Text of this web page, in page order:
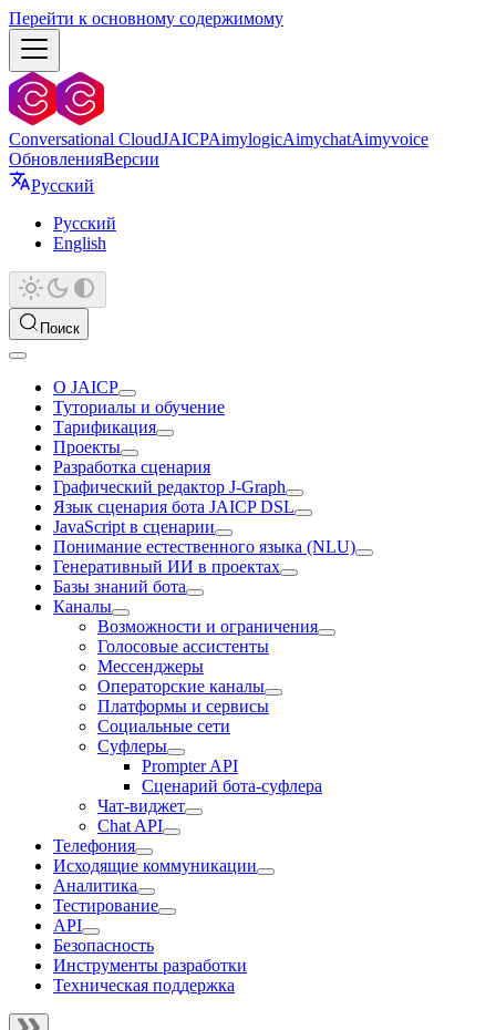
Перейти к основному содержимому
Conversational CloudJAICPAimylogicAimychatAimyvoice
ОбновленияВерсии
Русский
Русский
English
Поиск
О JAICP
Туториалы и обучение
Тарификация
Проекты
Разработка сценария
Графический редактор J‑Graph
Язык сценария бота JAICP DSL
JavaScript в сценарии
Понимание естественного языка (NLU)
Генеративный ИИ в проектах
Базы знаний бота
Каналы
Возможности и ограничения
Голосовые ассистенты
Мессенджеры
Операторские каналы
Платформы и сервисы
Социальные сети
Суфлеры
Prompter API
Сценарий бота-суфлера
Чат-виджет
Chat API
Телефония
Исходящие коммуникации
Аналитика
Тестирование
API
Безопасность
Инструменты разработки
Техническая поддержка